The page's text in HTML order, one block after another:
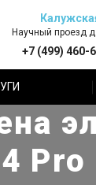
Научный проезд
+7 (499) 460-